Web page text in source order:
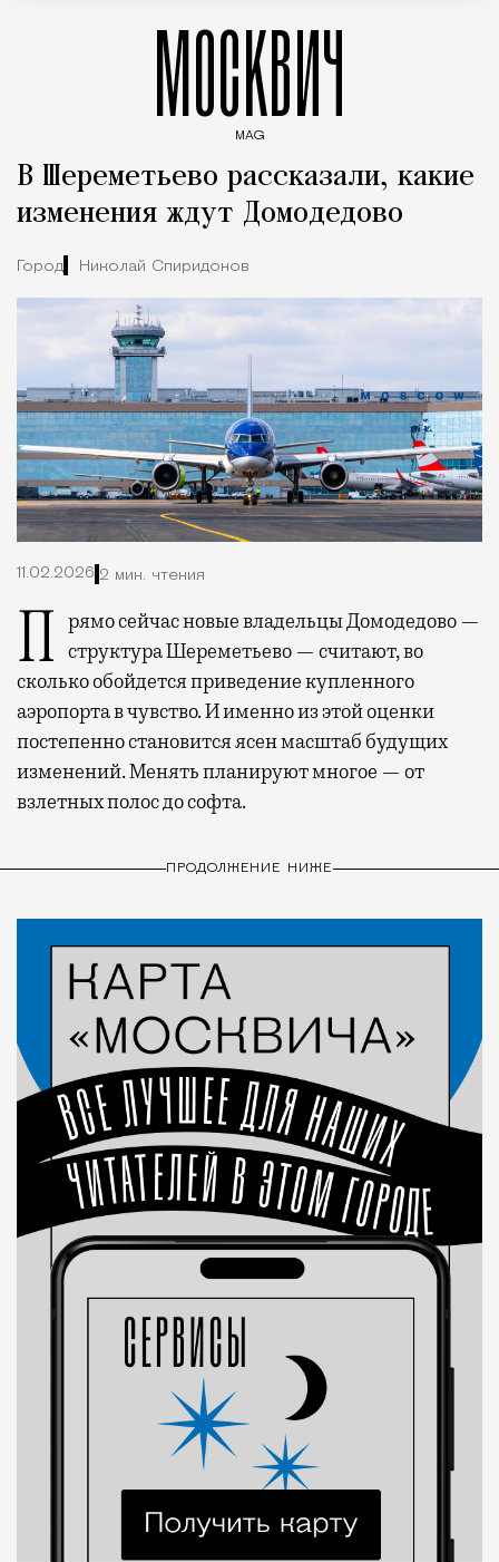
МОСКВИЧ
MAG
В Шереметьево рассказали, какие
изменения ждут Домодедово
Город Николай Спиридонов
11.02.2026 2 мин. чтения
Прямо сейчас новые владельцы Домодедово — структура Шереметьево — считают, во
сколько обойдется приведение купленного
аэропорта в чувство. И именно из этой оценки
постепенно становится ясен масштаб будущих
изменений. Менять планируют многое — от
взлетных полос до софта.
ПРОДОЛЖЕНИЕ НИЖЕ